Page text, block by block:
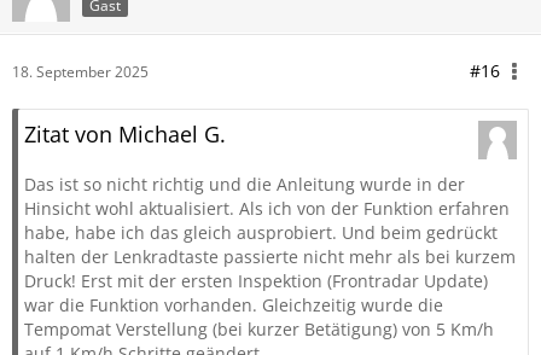
Gast
18. September 2025 #16
Zitat von Michael G.
Das ist so nicht richtig und die Anleitung wurde in der
Hinsicht wohl aktualisiert. Als ich von der Funktion erfahren
habe, habe ich das gleich ausprobiert. Und beim gedrückt
halten der Lenkradtaste passierte nicht mehr als bei kurzem
Druck! Erst mit der ersten Inspektion (Frontradar Update)
war die Funktion vorhanden. Gleichzeitig wurde die
Tempomat Verstellung (bei kurzer Betätigung) von 5 Km/h